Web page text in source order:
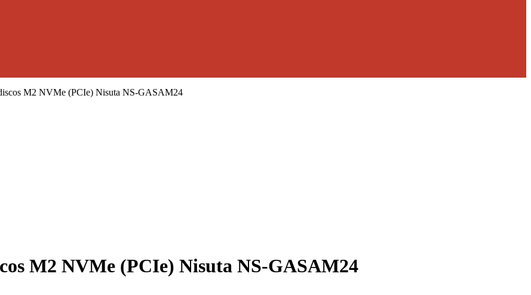
M2 NVMe (PCIe) Nisuta NS-GASAM24
M2 NVMe (PCIe) Nisuta NS-GASAM24